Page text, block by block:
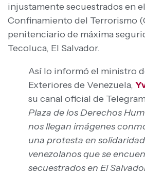
injustamente secuestrados en
Confinamiento del Terrorismo
penitenciario de máxima
Tecoluca, El Salvador.
Así lo informó el ministro
Exteriores de Venezuela,
su canal oficial de
Plaza de los Derechos
nos llegan imágenes
una protesta en
venezolanos que se
secuestrados en El